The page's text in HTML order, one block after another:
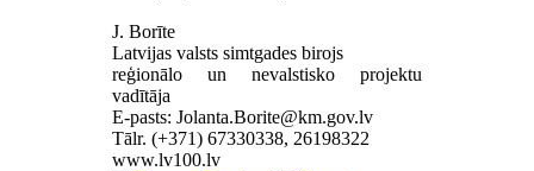
J. Borīte
Latvijas valsts simtgades birojs
reģionālo un nevalstisko projektu
vadītāja
E-pasts:
Tālr. (+371) 67330338, 26198322
www.lv100.lv